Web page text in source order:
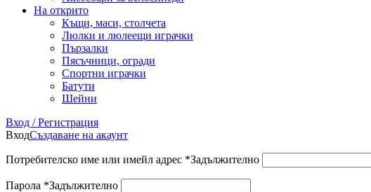
На открито
Къщи, маси, столчета
Люлки и люлеещи играчки
Пързалки
Пясъчници, огради
Спортни играчки
Батути
Шейни
Вход / Регистрация
ВходСъздаване на акаунт
Потребителско име или имейл адрес *Задължително
Парола *Задължително